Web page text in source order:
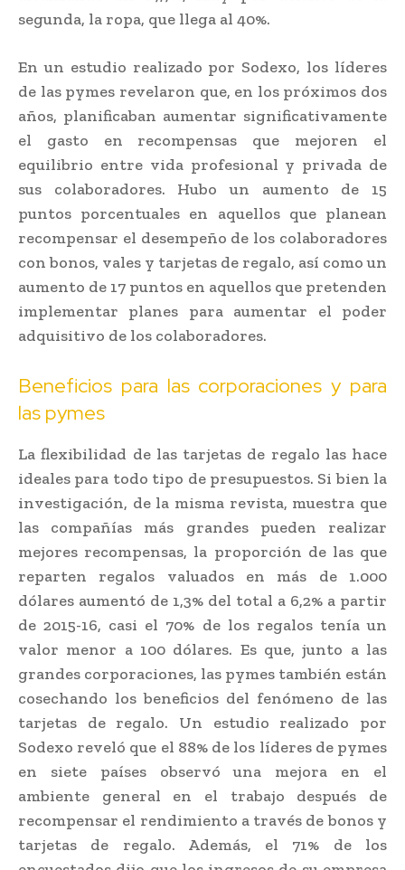
segunda, la ropa, que llega al 40%.
En un estudio realizado por Sodexo, los líderes
de las pymes revelaron que, en los próximos dos
años, planificaban aumentar significativamente
el gasto en recompensas que mejoren el
equilibrio entre vida profesional y privada de
sus colaboradores. Hubo un aumento de 15
puntos porcentuales en aquellos que planean
recompensar el desempeño de los colaboradores
con bonos, vales y tarjetas de regalo, así como un
aumento de 17 puntos en aquellos que pretenden
implementar planes para aumentar el poder
adquisitivo de los colaboradores.
Beneficios para las corporaciones y para
las pymes
La flexibilidad de las tarjetas de regalo las hace
ideales para todo tipo de presupuestos. Si bien la
investigación, de la misma revista, muestra que
las compañías más grandes pueden realizar
mejores recompensas, la proporción de las que
reparten regalos valuados en más de 1.000
dólares aumentó de 1,3% del total a 6,2% a partir
de 2015-16, casi el 70% de los regalos tenía un
valor menor a 100 dólares. Es que, junto a las
grandes corporaciones, las pymes también están
cosechando los beneficios del fenómeno de las
tarjetas de regalo. Un estudio realizado por
Sodexo reveló que el 88% de los líderes de pymes
en siete países observó una mejora en el
ambiente general en el trabajo después de
recompensar el rendimiento a través de bonos y
tarjetas de regalo. Además, el 71% de los